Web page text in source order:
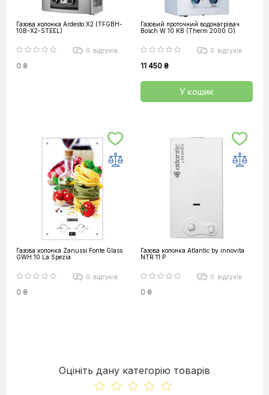
Газова колонка Ardesto X2 (TFGBH-
10B-X2-STEEL)
0 відгуків
0 ₴
Газовий проточний водонагрівач
Bosch W 10 KB (Therm 2000 O)
0 відгуків
11 450 ₴
У кошик
Газова колонка Zanussi Fonte Glass
GWH 10 La Spezia
0 відгуків
0 ₴
Газова колонка Atlantic by innovita
NTR 11 P
0 відгуків
0 ₴
Оцініть дану категорію товарів